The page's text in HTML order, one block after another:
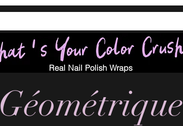
Real Nail Polish Wraps
Géométrique